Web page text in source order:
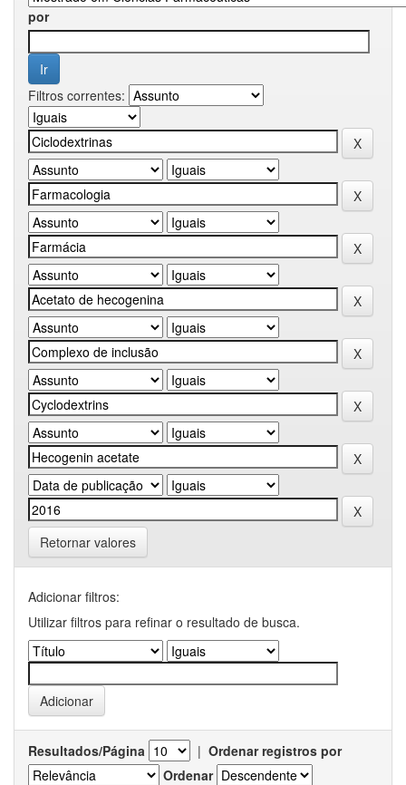
por
Filtros correntes:
Retornar valores
Adicionar filtros:
Utilizar filtros para refinar o resultado de busca.
Resultados/Página | Ordenar registros por
Ordenar